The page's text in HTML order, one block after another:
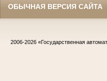
ОБЫЧНАЯ ВЕРСИЯ САЙТА
2006-2026 «Государственная